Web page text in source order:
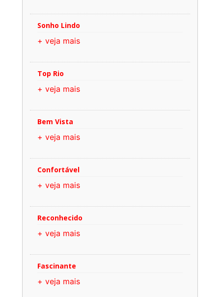
Sonho Lindo
+ veja mais
Top Rio
+ veja mais
Bem Vista
+ veja mais
Confortável
+ veja mais
Reconhecido
+ veja mais
Fascinante
+ veja mais